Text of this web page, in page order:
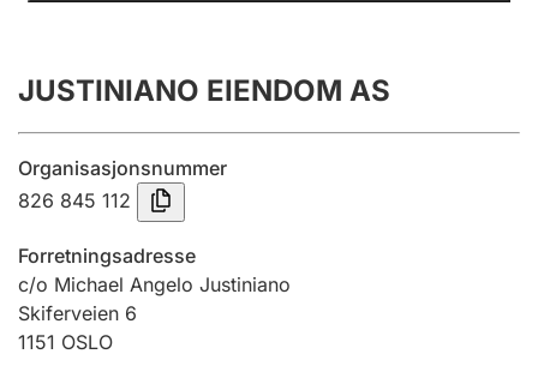
Årsregnskap
Innsending og forsinkelsesgebyr
Tinglysing
Jeger
Betaling og jegeravgiftskort
JUSTINIANO EIENDOM AS
Organisasjonsnummer
826 845 112
Forretningsadresse
c/o Michael Angelo Justiniano
Skiferveien 6
1151 OSLO